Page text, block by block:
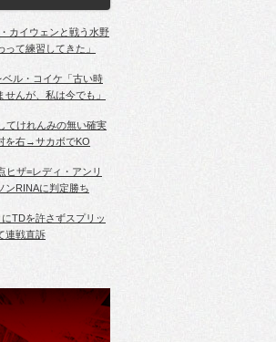
カイウェンと戦う水野
て練習してきた」
ベル・コイケ「古い時
んが、私は今でも」
てけれんみの無い確実
を右→サカボでKO
ヒザ=レディ・アンリ
ンRINAに判定勝ち
TDを許さずスプリッ
連戦直訴